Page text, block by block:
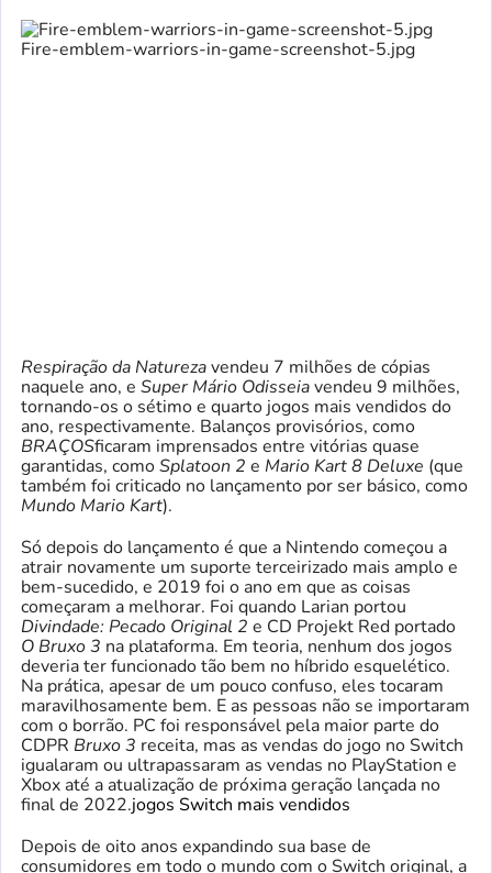
Fire-emblem-warriors-in-game-screenshot-5.jpg
Respiração da Naturezavendeu 7 milhões de cópias
naquele ano, e Super Mário Odisseiavendeu 9 milhões,
tornando-os o sétimo e quarto jogos mais vendidos do
ano, respectivamente. Balanços provisórios, como
BRAÇOSficaram imprensados ​​entre vitórias quase
garantidas, comoSplatoon 2 e Mario Kart 8 Deluxe (que
também foi criticado no lançamento por ser básico, como
Mundo Mario Kart).
Só depois do lançamento é que a Nintendo começou a
atrair novamente um suporte terceirizado mais amplo e
bem-sucedido, e 2019 foi o ano em que as coisas
começaram a melhorar. Foi quando Larian portou
Divindade: Pecado Original 2 e CD Projekt Red portado
O Bruxo 3 na plataforma. Em teoria, nenhum dos jogos
deveria ter funcionado tão bem no híbrido esquelético.
Na prática, apesar de um pouco confuso, eles tocaram
maravilhosamente bem. E as pessoas não se importaram
com o borrão. PC foi responsável pela maior parte do
CDPR Bruxo 3 receita, mas as vendas do jogo no Switch
igualaram ou ultrapassaram as vendas no PlayStation e
Xbox até a atualização de próxima geração lançada no
final de 2022.jogos Switch mais vendidos
Depois de oito anos expandindo sua base de
consumidores em todo o mundo com o Switch original, a